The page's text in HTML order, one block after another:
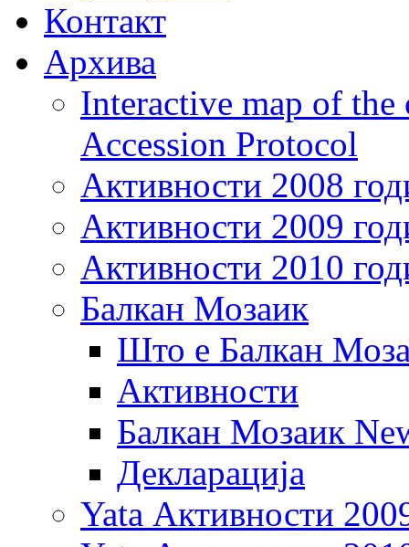
Контакт
Архива
Interactive map of
Accession Protocol
Активности 2008
Активности 2009
Активности 2010
Балкан Мозаик
Што е Балкан
Активности
Балкан Мозаик
Декларација
Yata Активности